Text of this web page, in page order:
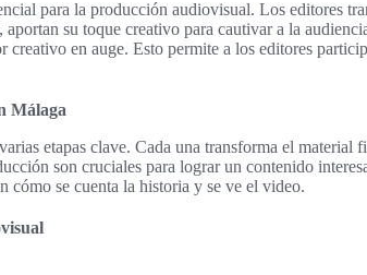
para la producción audiovisual. Los editores
aportan su toque creativo para cautivar a la
creativo en auge. Esto permite a los editores
Málaga
etapas clave. Cada una transforma el material
son cruciales para lograr un contenido
cómo se cuenta la historia y se ve el video.